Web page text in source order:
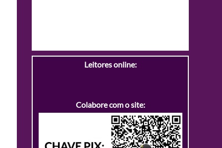
Leitores online:
Colabore com o site: